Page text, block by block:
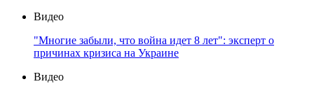
Видео
"Многие забыли, что война идет 8 лет": эксперт о
причинах кризиса на Украине
Видео